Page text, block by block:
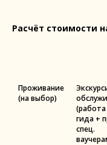
Расчёт стоимости
Проживание
(на выбор)
гида +
спец.